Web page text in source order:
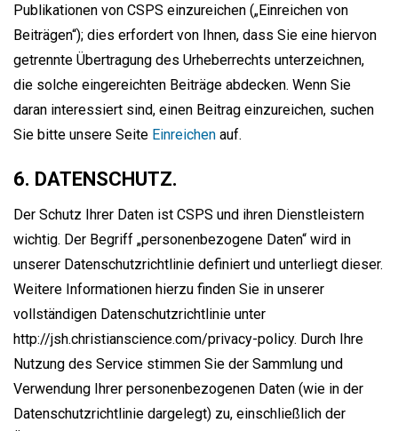
Publikationen von CSPS einzureichen („Einreichen von
Beiträgen“); dies erfordert von Ihnen, dass Sie eine hiervon
getrennte Übertragung des Urheberrechts unterzeichnen,
die solche eingereichten Beiträge abdecken. Wenn Sie
daran interessiert sind, einen Beitrag einzureichen, suchen
Sie bitte unsere Seite Einreichen auf.
6. DATENSCHUTZ.
Der Schutz Ihrer Daten ist CSPS und ihren Dienstleistern
wichtig. Der Begriff „personenbezogene Daten“ wird in
unserer Datenschutzrichtlinie definiert und unterliegt dieser.
Weitere Informationen hierzu finden Sie in unserer
vollständigen Datenschutzrichtlinie unter
http://jsh.christianscience.com/privacy-policy. Durch Ihre
Nutzung des Service stimmen Sie der Sammlung und
Verwendung Ihrer personenbezogenen Daten (wie in der
Datenschutzrichtlinie dargelegt) zu, einschließlich der